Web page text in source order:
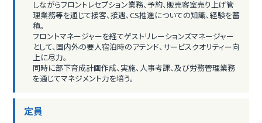
しながらフロントレセプション業務、予約、販売客室売り上げ管
理業務等を通じて接客、接遇、CS推進についての知識、経験を蓄
積。
フロントマネージャーを経てゲストリレーションズマネージャー
として、国内外の要人宿泊時のアテンド、サービスクオリティー向
上に尽力。
同時に部下育成計画作成、実施、人事考課、及び労務管理業務
を通じてマネジメント力を培う。
定員